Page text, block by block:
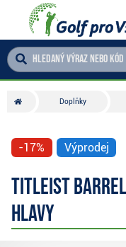
Doplňky
-17% Výprodej
Titleist
hlavy